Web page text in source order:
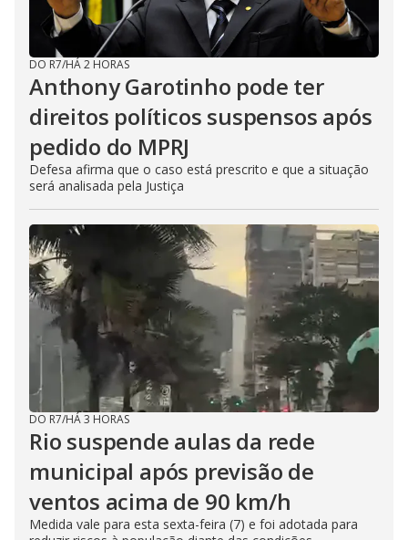
DO R7/HÁ 2 HORAS
Anthony Garotinho pode ter
direitos políticos suspensos após
pedido do MPRJ
Defesa afirma que o caso está prescrito e que a situação
será analisada pela Justiça
DO R7/HÁ 3 HORAS
Rio suspende aulas da rede
municipal após previsão de
ventos acima de 90 km/h
Medida vale para esta sexta-feira (7) e foi adotada para